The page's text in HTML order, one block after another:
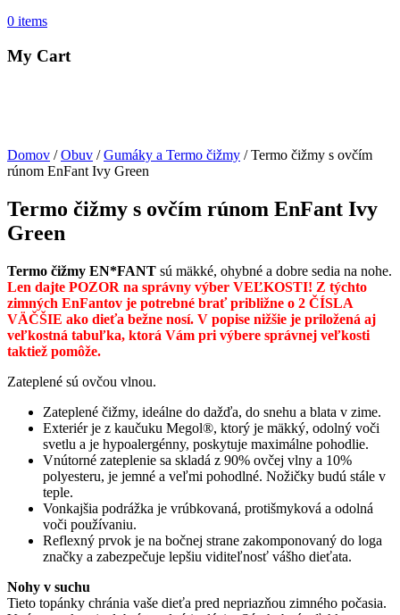
0 items
My Cart
Domov /Obuv /Gumáky a Termo čižmy / Termo čižmy s ovčím
rúnom EnFant Ivy Green
Termo čižmy s ovčím rúnom EnFant Ivy
Green
Termo čižmy EN*FANT sú mäkké, ohybné a dobre sedia na nohe.
Len dajte POZOR na správny výber VEĽKOSTI! Z týchto
zimných EnFantov je potrebné brať približne o 2 ČÍSLA
VÄČŠIE ako dieťa bežne nosí. V popise nižšie je priložená aj
veľkostná tabuľka, ktorá Vám pri výbere správnej veľkosti
taktiež pomôže.
Zateplené sú ovčou vlnou.
Zateplené čižmy, ideálne do dažďa, do snehu a blata v zime.
Exteriér je z kaučuku Megol®, ktorý je mäkký, odolný voči
svetlu a je hypoalergénny, poskytuje maximálne pohodlie.
Vnútorné zateplenie sa skladá z 90% ovčej vlny a 10%
polyesteru, je jemné a veľmi pohodlné. Nožičky budú stále v
teple.
Vonkajšia podrážka je vrúbkovaná, protišmyková a odolná
voči používaniu.
Reflexný prvok je na bočnej strane zakomponovaný do loga
značky a zabezpečuje lepšiu viditeľnosť vášho dieťata.
Nohy v suchu
Tieto topánky chránia vaše dieťa pred nepriazňou zimného počasia.